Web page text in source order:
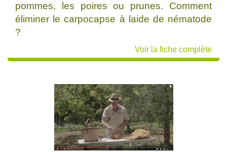
pommes, les poires ou prunes. Comment
éliminer le carpocapse à laide de nématode
?
Voir la fiche complète